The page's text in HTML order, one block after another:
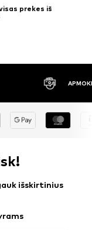
prekes iš
30 DIENŲ
išskirtinius